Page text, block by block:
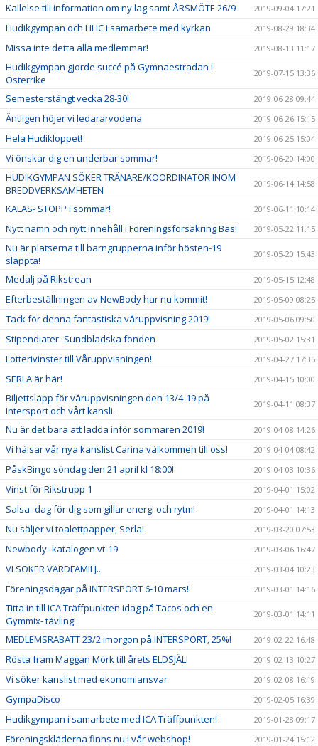
Kallelse till information om ny lag samt ÅRSMÖTE 26/9 2019-09-04 17:21
Hudikgympan och HHC i samarbete med kyrkan 2019-08-29 18:34
Missa inte detta alla medlemmar! 2019-08-13 11:17
Hudikgympan gjorde succé på Gymnaestradan i
Österrike
2019-07-15 13:36
Semesterstängt vecka 28-30! 2019-06-28 09:44
Äntligen höjer vi ledararvodena 2019-06-26 15:15
Hela Hudikloppet! 2019-06-25 15:04
Vi önskar dig en underbar sommar! 2019-06-20 14:00
HUDIKGYMPAN SÖKER TRÄNARE/KOORDINATOR INOM
BREDDVERKSAMHETEN
2019-06-14 14:58
KALAS- STOPP i sommar! 2019-06-11 10:14
Nytt namn och nytt innehåll i Föreningsförsäkring Bas! 2019-05-22 11:15
Nu är platserna till barngrupperna inför hösten-19
släppta!
2019-05-20 15:43
Medalj på Rikstrean 2019-05-15 12:48
Efterbeställningen av NewBody har nu kommit! 2019-05-09 08:25
Tack för denna fantastiska våruppvisning 2019! 2019-05-06 09:50
Stipendiater- Sundbladska fonden 2019-05-02 15:31
Lotterivinster till Våruppvisningen! 2019-04-27 17:35
SERLA är här! 2019-04-15 10:00
Biljettsläpp för våruppvisningen den 13/4-19 på
Intersport och vårt kansli.
2019-04-11 08:37
Nu är det bara att ladda inför sommaren 2019! 2019-04-08 14:26
Vi hälsar vår nya kanslist Carina välkommen till oss! 2019-04-04 08:42
PåskBingo söndag den 21 april kl 18:00! 2019-04-03 10:36
Vinst för Rikstrupp 1 2019-04-01 15:02
Salsa- dag för dig som gillar energi och rytm! 2019-04-01 14:13
Nu säljer vi toalettpapper, Serla! 2019-03-20 07:53
Newbody- katalogen vt-19 2019-03-06 16:47
VI SÖKER VÄRDFAMILJ... 2019-03-04 10:23
Föreningsdagar på INTERSPORT 6-10 mars! 2019-03-01 14:16
Titta in till ICA Träffpunkten idag på Tacos och en
Gymmix- tävling!
2019-03-01 14:11
MEDLEMSRABATT 23/2 imorgon på INTERSPORT, 25%! 2019-02-22 16:48
Rösta fram Maggan Mörk till årets ELDSJÄL! 2019-02-13 10:27
Vi söker kanslist med ekonomiansvar 2019-02-08 16:19
GympaDisco 2019-02-05 16:39
Hudikgympan i samarbete med ICA Träffpunkten! 2019-01-28 09:17
Föreningskläderna finns nu i vår webshop! 2019-01-24 15:12